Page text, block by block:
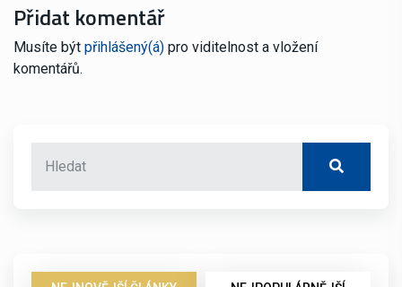
Přidat komentář
Musíte být přihlášený(á) pro viditelnost a vložení
komentářů.